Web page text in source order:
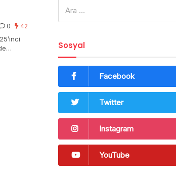
0 42
Sosyal
Facebook
Twitter
Instagram
YouTube